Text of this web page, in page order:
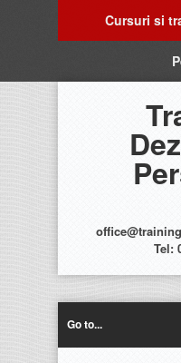
Cursuri si
Tel:
Go to...